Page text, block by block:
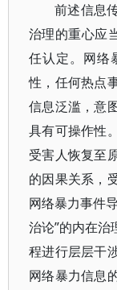
前述信息
治理的重心应
任认定。网络
性，任何热点
信息泛滥，意
具有可操作性
受害人恢复至
的因果关系，
网络暴力事件
治论”的内在治
程进行层层干
网络暴力信息